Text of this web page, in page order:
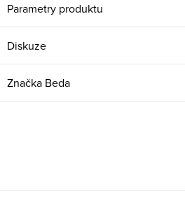
Parametry produktu
Diskuze
Značka Beda